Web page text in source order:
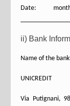
Date:
ii) Bank
Name of the
UNICREDIT
Via Putignani,